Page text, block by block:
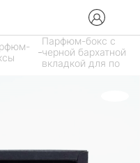
Парфюм-бокс с
черной бархатной
вкладкой для по